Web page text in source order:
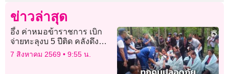
ข่าวล่าสุด
อึ้ง ค่าหมอข้าราชการ เบิก
จ่ายทะลุงบ 5 ปีติด คลังดึง
“งบกลาง-เงินคงคลัง” ตาม
7 สิงหาคม 2569 9:55 น.